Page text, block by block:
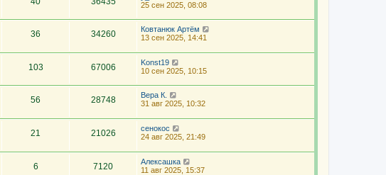
25 сен 2025, 08:08
36 34260
Ковтанюк Артём
13 сен 2025, 14:41
103 67006
Konst19
10 сен 2025, 10:15
56 28748
Вера К.
31 авг 2025, 10:32
21 21026
сенокос
24 авг 2025, 21:49
6 7120
Алексашка
11 авг 2025, 15:37